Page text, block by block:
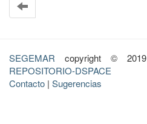
SEGEMAR copyright © 2019
REPOSITORIO-DSPACE
Contacto | Sugerencias